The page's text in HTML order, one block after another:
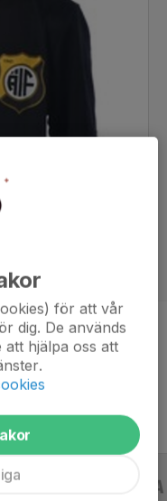
för att vår
dig. De används
hjälpa oss att